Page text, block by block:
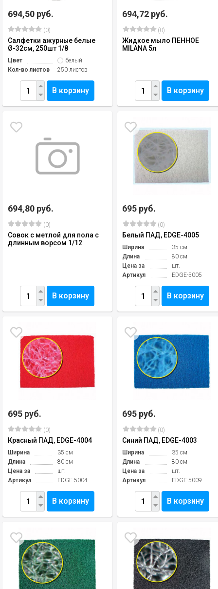
694,50 руб.
(0)
Салфетки ажурные белые
Ø-32см, 250шт 1/8
Цвет
белый
Кол-во листов
250 листов
В корзину
694,72 руб.
(0)
Жидкое мыло ПЕННОЕ
MILANA 5л
В корзину
694,80 руб.
(0)
Совок с метлой для пола с
длинным ворсом 1/12
В корзину
695 руб.
(0)
Белый ПАД, EDGE-4005
Ширина
35 см
Длина
80 см
Цена за
шт.
Артикул
EDGE-5005
В корзину
695 руб.
(0)
Красный ПАД, EDGE-4004
Ширина
35 см
Длина
80 см
Цена за
шт.
Артикул
EDGE-5004
В корзину
695 руб.
(0)
Синий ПАД, EDGE-4003
Ширина
35 см
Длина
80 см
Цена за
шт.
Артикул
EDGE-5009
В корзину